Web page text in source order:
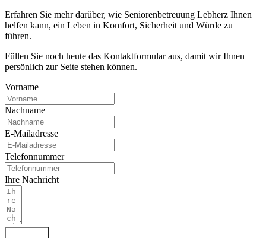
Erfahren Sie mehr darüber, wie Seniorenbetreuung Lebherz Ihnen
helfen kann, ein Leben in Komfort, Sicherheit und Würde zu
führen.
Füllen Sie noch heute das Kontaktformular aus, damit wir Ihnen
persönlich zur Seite stehen können.
Vorname
Nachname
E-Mailadresse
Telefonnummer
Ihre Nachricht